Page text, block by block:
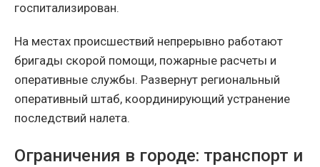
госпитализирован.
На местах происшествий непрерывно работают
бригады скорой помощи, пожарные расчеты и
оперативные службы. Развернут региональный
оперативный штаб, координирующий устранение
последствий налета.
Ограничения в городе: транспорт и